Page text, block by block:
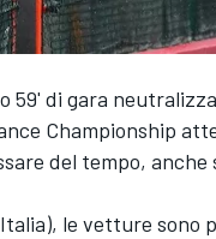
59' di gara
Championship
del tempo, anche
le vetture sono